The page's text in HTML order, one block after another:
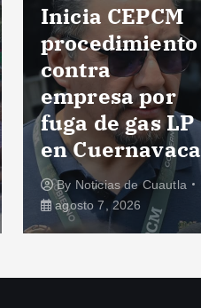
Inicia CEPCM
procedimiento
contra
empresa por
fuga de gas LP
en Cuernavaca
By Noticias de Cuautla
agosto 7, 2026